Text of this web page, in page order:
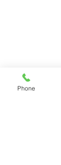
Suivez-nous
Phone